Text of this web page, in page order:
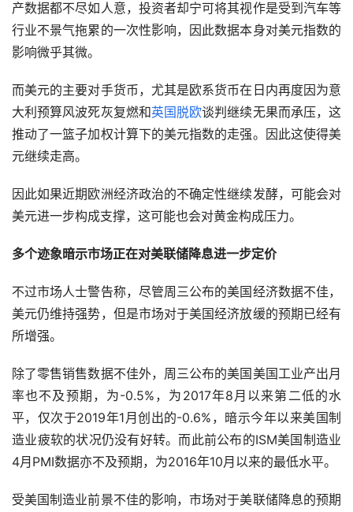
产数据都不尽如人意，投资者却宁可将其视作是受到汽车等
行业不景气拖累的一次性影响，因此数据本身对美元指数的
影响微乎其微。
而美元的主要对手货币，尤其是欧系货币在日内再度因为意
大利预算风波死灰复燃和英国脱欧谈判继续无果而承压，这
推动了一篮子加权计算下的美元指数的走强。因此这使得美
元继续走高。
因此如果近期欧洲经济政治的不确定性继续发酵，可能会对
美元进一步构成支撑，这可能也会对黄金构成压力。
多个迹象暗示市场正在对美联储降息进一步定价
不过市场人士警告称，尽管周三公布的美国经济数据不佳，
美元仍维持强势，但是市场对于美国经济放缓的预期已经有
所增强。
除了零售销售数据不佳外，周三公布的美国美国工业产出月
率也不及预期，为-0.5%，为2017年8月以来第二低的水
平，仅次于2019年1月创出的-0.6%，暗示今年以来美国制
造业疲软的状况仍没有好转。而此前公布的ISM美国制造业
4月PMI数据亦不及预期，为2016年10月以来的最低水平。
受美国制造业前景不佳的影响，市场对于美联储降息的预期